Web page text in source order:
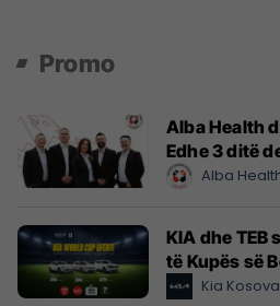
Promo
Alba Health
Edhe 3 ditë
Alba
KIA dhe TEB
të Kupës së
Kia Kosova